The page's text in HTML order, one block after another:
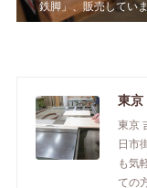
鉄脚」、販売してい
東京
日市
も気
ての